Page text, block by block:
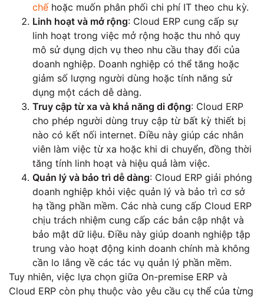
chếhoặc muốn phân phối chi phí IT theo chu kỳ.
Linh hoạt và mở rộng: Cloud ERP cung cấp sự
linh hoạt trong việc mở rộng hoặc thu nhỏ quy
mô sử dụng dịch vụ theo nhu cầu thay đổi của
doanh nghiệp. Doanh nghiệp có thể tăng hoặc
giảm số lượng người dùng hoặc tính năng sử
dụng một cách dễ dàng.
Truy cập từ xa và khả năng di động: Cloud ERP
cho phép người dùng truy cập từ bất kỳ thiết bị
nào có kết nối internet. Điều này giúp các nhân
viên làm việc từ xa hoặc khi di chuyển, đồng thời
tăng tính linh hoạt và hiệu quả làm việc.
Quản lý và bảo trì dễ dàng: Cloud ERP giải phóng
doanh nghiệp khỏi việc quản lý và bảo trì cơ sở
hạ tầng phần mềm. Các nhà cung cấp Cloud ERP
chịu trách nhiệm cung cấp các bản cập nhật và
bảo mật dữ liệu. Điều này giúp doanh nghiệp tập
trung vào hoạt động kinh doanh chính mà không
cần lo lắng về các tác vụ quản lý phần mềm.
Tuy nhiên, việc lựa chọn giữa On-premise ERP và
Cloud ERP còn phụ thuộc vào yêu cầu cụ thể của từng